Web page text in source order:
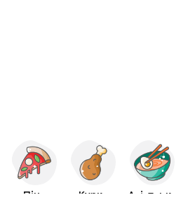
Піца Курка Азіатська